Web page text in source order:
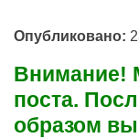
Опубликовано:
Внимание!
поста.
образом